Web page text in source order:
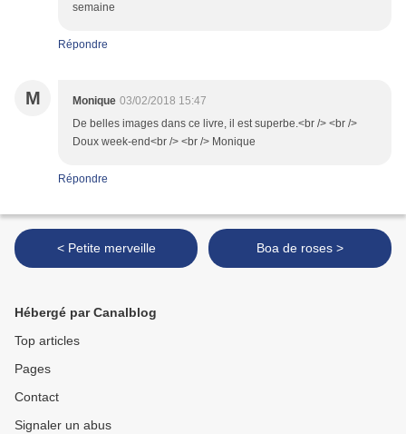
semaine
Répondre
M Monique 03/02/2018 15:47
De belles images dans ce livre, il est superbe.<br /> <br />
Doux week-end<br /> <br /> Monique
Répondre
< Petite merveille Boa de roses >
Hébergé par Canalblog
Top articles
Pages
Contact
Signaler un abus